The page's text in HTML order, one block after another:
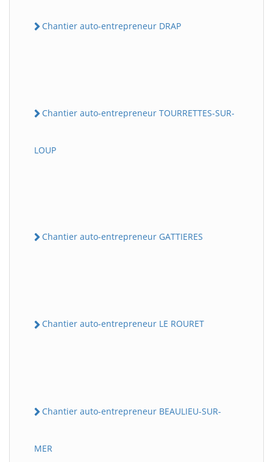
Chantier auto-entrepreneur DRAP
Chantier auto-entrepreneur TOURRETTES-SUR-
LOUP
Chantier auto-entrepreneur GATTIERES
Chantier auto-entrepreneur LE ROURET
Chantier auto-entrepreneur BEAULIEU-SUR-
MER